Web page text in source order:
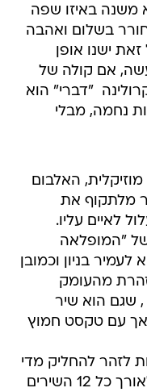
משנה באיזו שפה
בשלום ואהבה
ישנו אופן
אם קולה של
 "דברי" הוא
נחמה, מבלי
האלבום
מלתקוף את
לאיים עליו.
"המופלאה
בניון וכמובן
מהעומק
, שגם הוא שיר
אך עם טקסט חמוץ
לזהר להחליק מדי
פעם, "דברי" עומד על הרגליים לאורך כל 12 השירים